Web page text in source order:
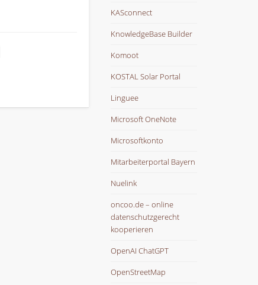
KASconnect
KnowledgeBase Builder
Komoot
KOSTAL Solar Portal
Linguee
Microsoft OneNote
Microsoftkonto
Mitarbeiterportal Bayern
Nuelink
oncoo.de – online
datenschutzgerecht
kooperieren
OpenAI ChatGPT
OpenStreetMap